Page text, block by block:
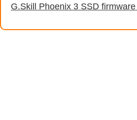
G.Skill Phoenix 3 SSD